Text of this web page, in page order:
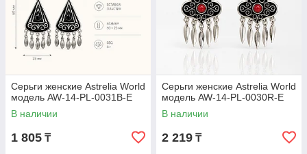
Серьги женские Astrelia World
модель AW-14-PL-0031B-E
В наличии
1 805 ₸
Серьги женские Astrelia World
модель AW-14-PL-0030R-E
В наличии
2 219 ₸